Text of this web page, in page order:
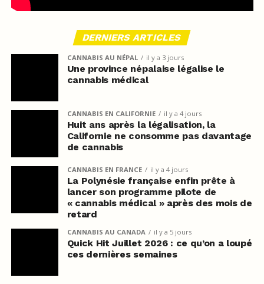
DERNIERS ARTICLES
CANNABIS AU NÉPAL il y a 3 jours
Une province népalaise légalise le
cannabis médical
CANNABIS EN CALIFORNIE il y a 4 jours
Huit ans après la légalisation, la
Californie ne consomme pas davantage
de cannabis
CANNABIS EN FRANCE il y a 4 jours
La Polynésie française enfin prête à
lancer son programme pilote de
« cannabis médical » après des mois de
retard
CANNABIS AU CANADA il y a 5 jours
Quick Hit Juillet 2026 : ce qu’on a loupé
ces dernières semaines